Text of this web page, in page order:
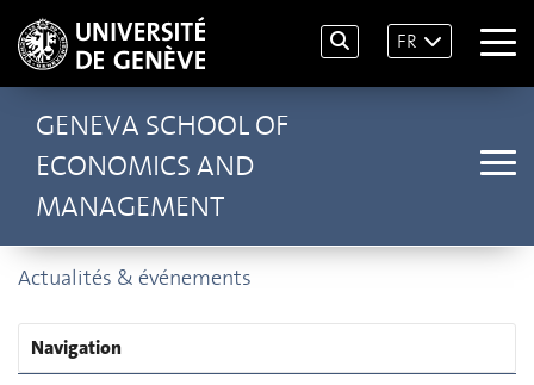
FR
GENEVA SCHOOL OF
ECONOMICS AND
MANAGEMENT
Actualités & événements
Navigation